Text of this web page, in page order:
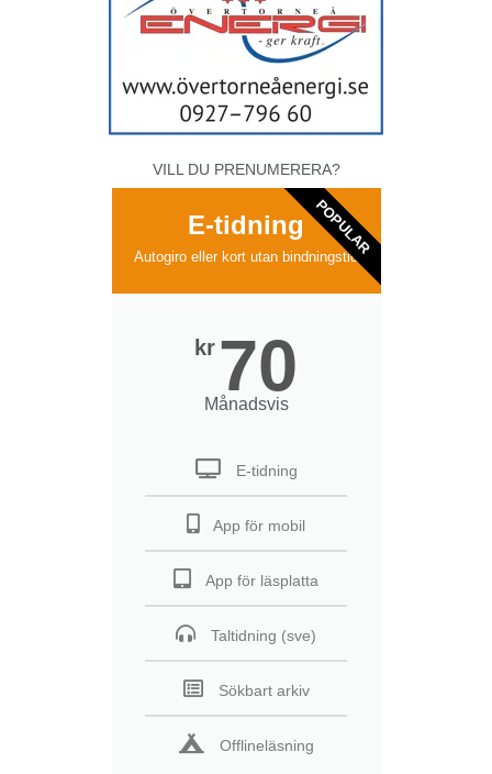
VILL DU PRENUMERERA?
E-tidning
Autogiro eller kort utan bindningstid
kr 70
Månadsvis
E-tidning
App för mobil
App för läsplatta
Taltidning (sve)
Sökbart arkiv
Offlineläsning
POPULAR